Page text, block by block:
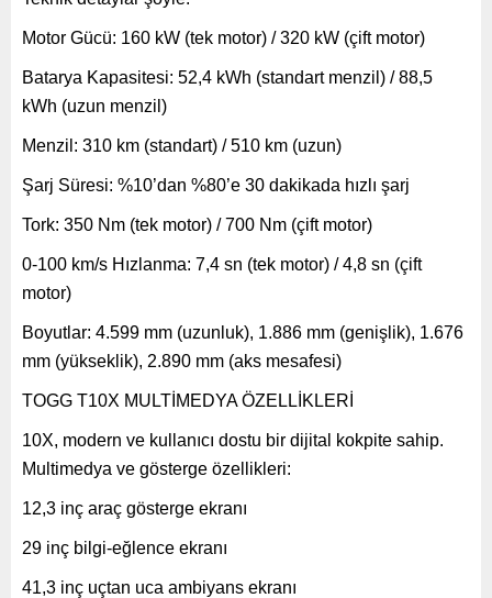
Motor Gücü: 160 kW (tek motor) / 320 kW (çift motor)
Batarya Kapasitesi: 52,4 kWh (standart menzil) / 88,5
kWh (uzun menzil)
Menzil: 310 km (standart) / 510 km (uzun)
Şarj Süresi: %10’dan %80’e 30 dakikada hızlı şarj
Tork: 350 Nm (tek motor) / 700 Nm (çift motor)
0-100 km/s Hızlanma: 7,4 sn (tek motor) / 4,8 sn (çift
motor)
Boyutlar: 4.599 mm (uzunluk), 1.886 mm (genişlik), 1.676
mm (yükseklik), 2.890 mm (aks mesafesi)
TOGG T10X MULTİMEDYA ÖZELLİKLERİ
10X, modern ve kullanıcı dostu bir dijital kokpite sahip.
Multimedya ve gösterge özellikleri:
12,3 inç araç gösterge ekranı
29 inç bilgi-eğlence ekranı
41,3 inç uçtan uca ambiyans ekranı